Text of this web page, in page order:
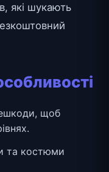
які шукають
щоб
та костюми